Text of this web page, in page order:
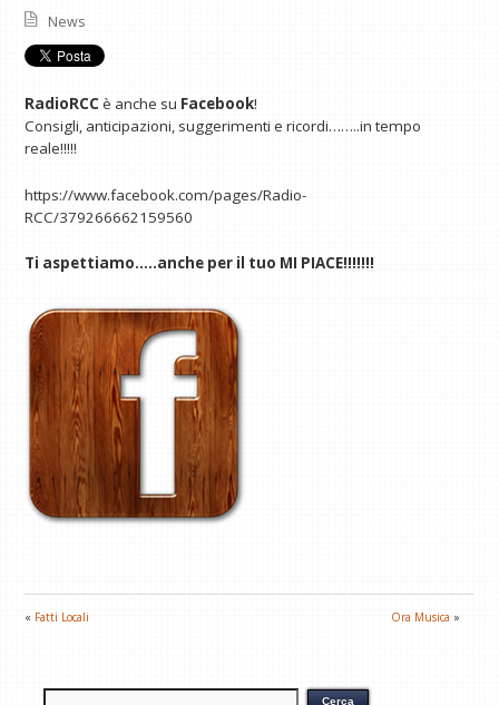
News
RadioRCCè anche su Facebook!
Consigli, anticipazioni, suggerimenti e ricordi……..in tempo
reale!!!!!
https://www.facebook.com/pages/Radio-
RCC/379266662159560
Ti aspettiamo…..anche per il tuo MI PIACE!!!!!!!
« Fatti Locali Ora Musica »